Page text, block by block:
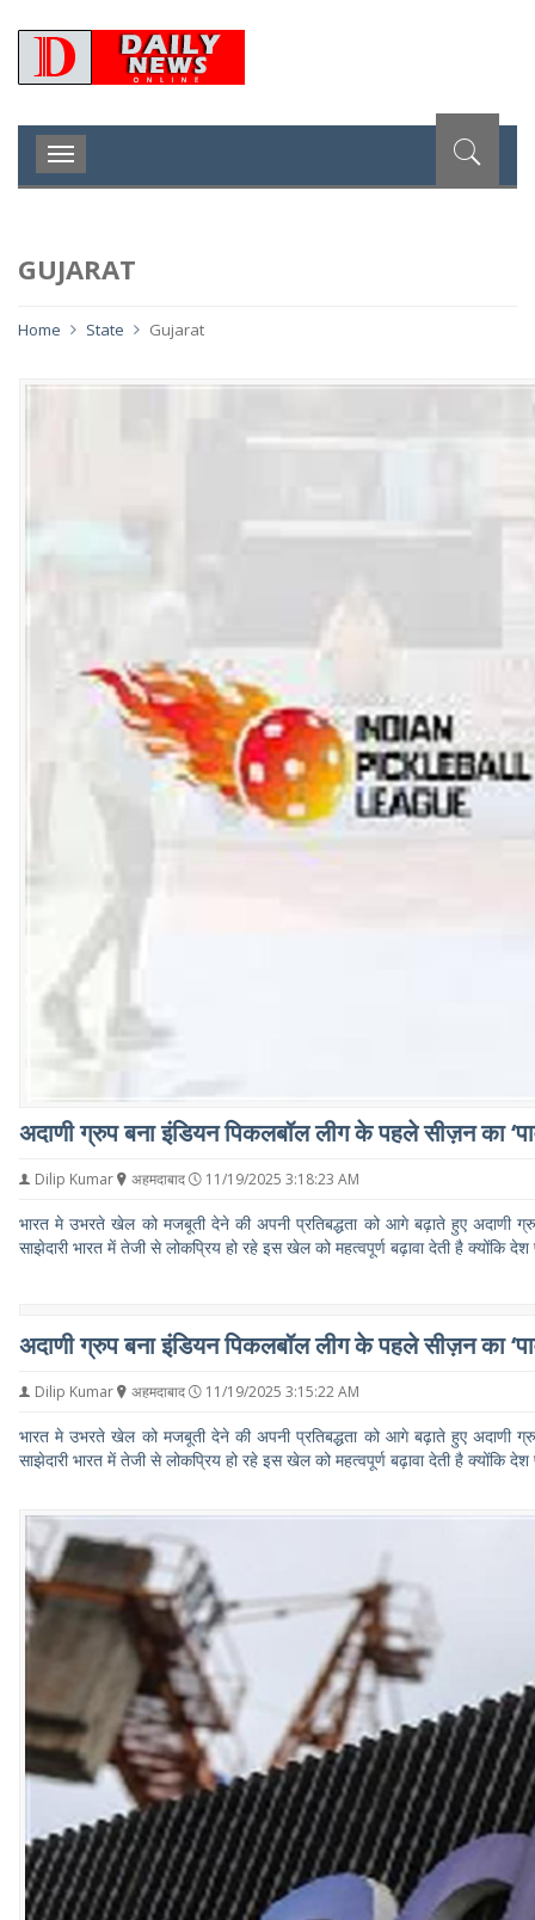
Toggle
navigation
GUJARAT
Home State Gujarat
अदाणी ग्रुप बना इंडियन पिकलबॉल लीग के पहले सीज़न का
Dilip Kumar अहमदाबाद 11/19/2025 3:18:23 AM
भारत मे उभरते खेल को मजबूती देने की अपनी प्रतिबद्धता को आगे बढ़ाते हुए अदाणी
साझेदारी भारत में तेजी से लोकप्रिय हो रहे इस खेल को महत्वपूर्ण बढ़ावा देती है क्योंकि देश
अदाणी ग्रुप बना इंडियन पिकलबॉल लीग के पहले सीज़न का
Dilip Kumar अहमदाबाद 11/19/2025 3:15:22 AM
भारत मे उभरते खेल को मजबूती देने की अपनी प्रतिबद्धता को आगे बढ़ाते हुए अदाणी
साझेदारी भारत में तेजी से लोकप्रिय हो रहे इस खेल को महत्वपूर्ण बढ़ावा देती है क्योंकि देश